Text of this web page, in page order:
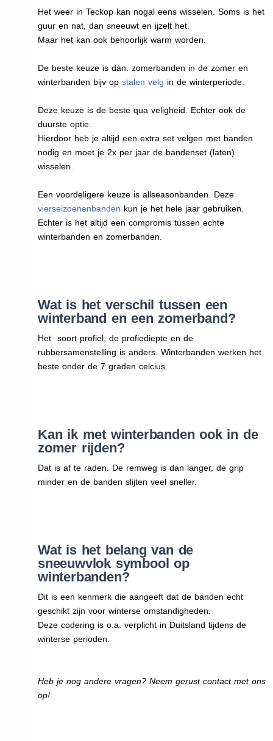
Het weer in Teckop kan nogal eens wisselen. Soms is het
guur en nat, dan sneeuwt en ijzelt het.
Maar het kan ook behoorlijk warm worden.
De beste keuze is dan: zomerbanden in de zomer en
winterbanden bijv op stalen velg in de winterperiode.
Deze keuze is de beste qua veligheid. Echter ook de
duurste optie.
Hierdoor heb je altijd een extra set velgen met banden
nodig en moet je 2x per jaar de bandenset (laten)
wisselen.
Een voordeligere keuze is allseasonbanden. Deze
vierseizoenenbanden kun je het hele jaar gebruiken.
Echter is het altijd een compromis tussen echte
winterbanden en zomerbanden.
Wat is het verschil tussen een
winterband en een zomerband?
Het soort profiel, de profiediepte en de
rubbersamenstelling is anders. Winterbanden werken het
beste onder de 7 graden celcius.
Kan ik met winterbanden ook in de
zomer rijden?
Dat is af te raden. De remweg is dan langer, de grip
minder en de banden slijten veel sneller.
Wat is het belang van de
sneeuwvlok symbool op
winterbanden?
Dit is een kenmerk die aangeeft dat de banden echt
geschikt zijn voor winterse omstandigheden.
Deze codering is o.a. verplicht in Duitsland tijdens de
winterse perioden.
Heb je nog andere vragen? Neem gerust contact met ons
op!